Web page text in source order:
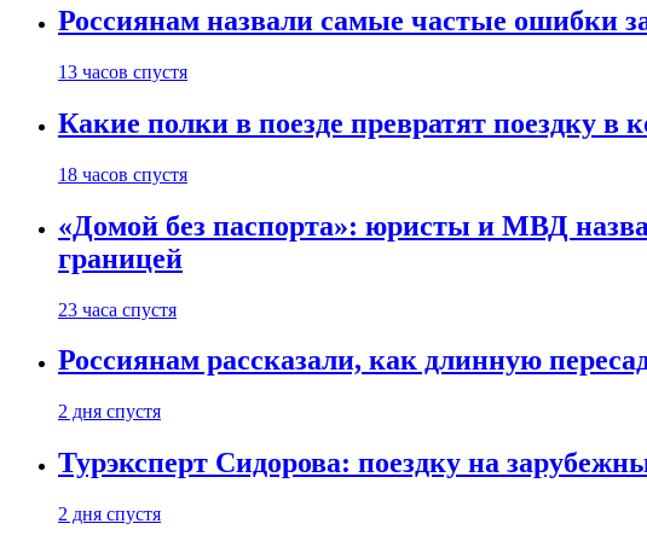
Россиянам назвали самые частые ошибки
13 часов спустя
Какие полки в поезде превратят поездку
18 часов спустя
«Домой без паспорта»: юристы и МВД
границей
23 часа спустя
Россиянам рассказали, как длинную
2 дня спустя
Турэксперт Сидорова: поездку на
2 дня спустя